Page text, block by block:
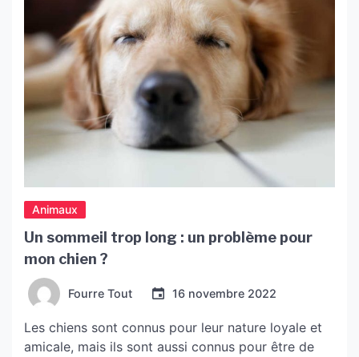
Animaux
Un sommeil trop long : un problème pour
mon chien ?
Fourre Tout 16 novembre 2022
Les chiens sont connus pour leur nature loyale et
amicale, mais ils sont aussi connus pour être de